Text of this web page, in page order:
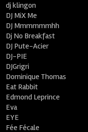
dj klingon
DJ MiX Me
DJ Mmmmmmhh
Dj No Breakfast
DJ Pute-Acier
DJ-PIE
DJGrigri
Dominique Thomas
Eat Rabbit
Edmond Leprince
Eva
EYE
Fée Fécale